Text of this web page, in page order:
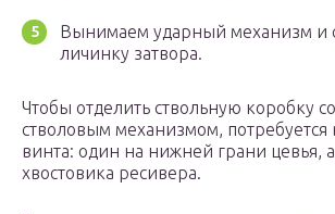
Вынимаем ударный механизм и
личинку затвора.
Чтобы отделить ствольную коробку
стволовым механизмом, потребуется
винта: один на нижней грани цевья,
хвостовика ресивера.